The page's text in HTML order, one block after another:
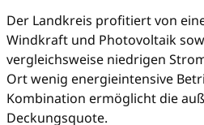
Der Landkreis profitiert von
Windkraft und Photovoltaik
vergleichsweise niedrigen
Ort wenig energieintensive
Kombination ermöglicht die
Deckungsquote.